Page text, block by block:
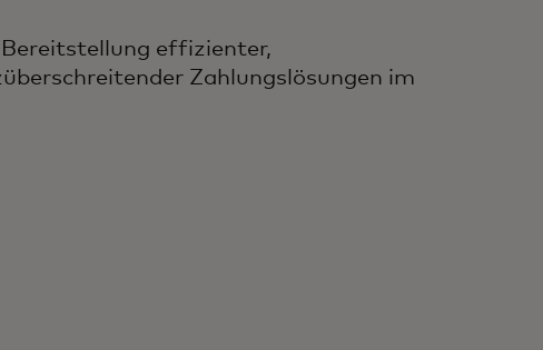
Bereitstellung effizienter,
Zahlungslösungen im